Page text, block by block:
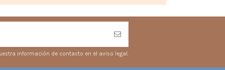
información de contacto en el aviso legal.